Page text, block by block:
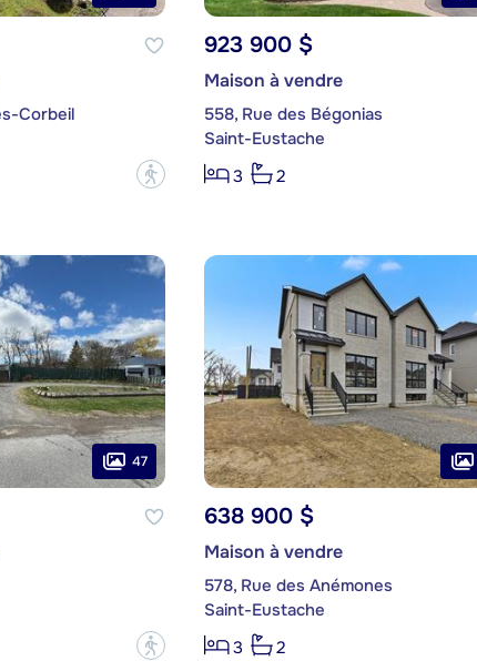
Corbeil
?
923 900 $
Maison à vendre
558, Rue des Bégonias
Saint-Eustache
3
2
47
?
638 900 $
Maison à vendre
578, Rue des Anémones
Saint-Eustache
3
2